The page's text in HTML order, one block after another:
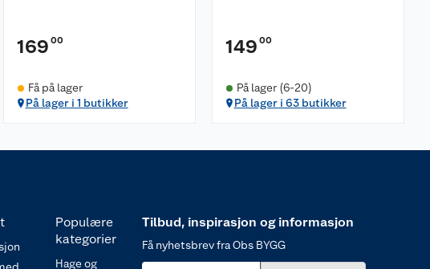
169 00
Få på lager
På lager i 1 butikker
149 00
På lager (6-20)
På lager i 63 butikker
Populære
kategorier
Hage og
Tilbud, inspirasjon og informasjon
Få nyhetsbrev fra Obs BYGG